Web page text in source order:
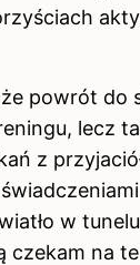
że powrót do
lecz
z
w
czekam na